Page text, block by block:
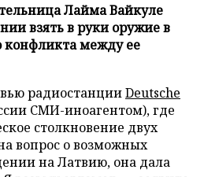
Лайма Вайкуле
взять в руки оружие в
конфликта между ее
радиостанцииDeutsche
СМИ-иноагентом), где
столкновение двух
вопрос о возможных
на Латвию, она дала